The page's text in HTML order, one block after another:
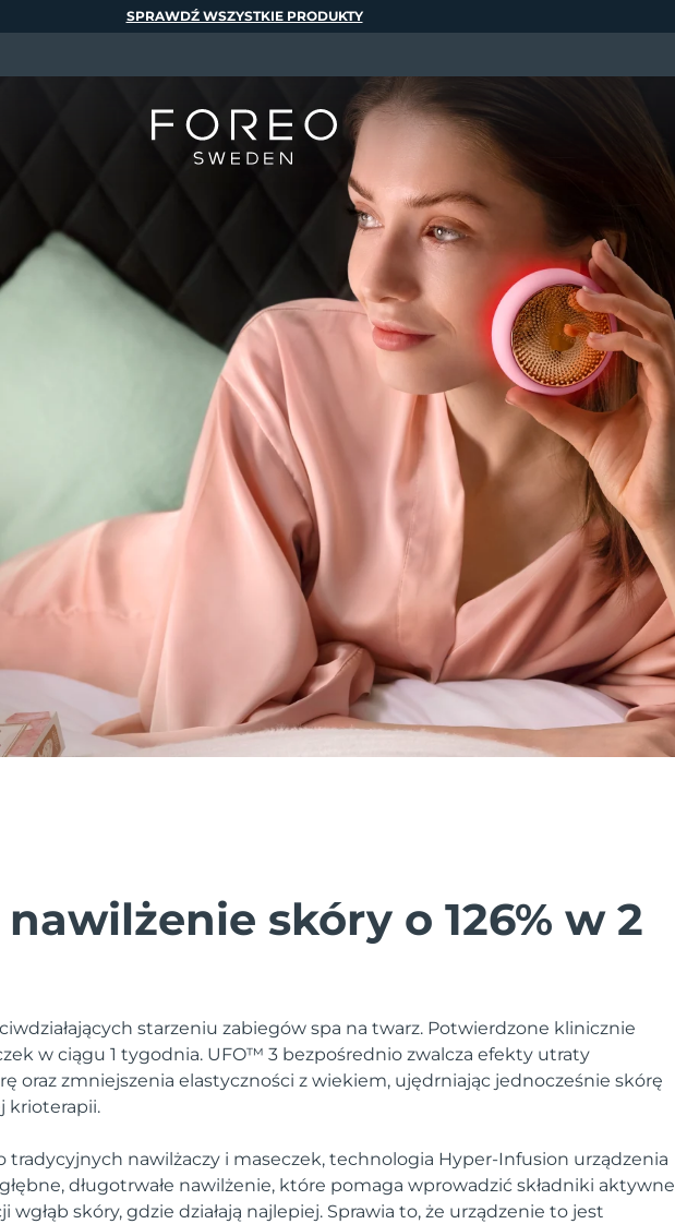
skóry o 126% w 2
starzeniu zabiegów spa na twarz. Potwierdzone klinicznie
w ciągu 1 tygodnia. UFO™ 3 bezpośrednio zwalcza efekty utraty
oraz zmniejszenia elastyczności z wiekiem, ujędrniając jednocześnie skórę
krioterapii.
nawilżaczy i maseczek, technologia Hyper-Infusion urządzenia
długotrwałe nawilżenie, które pomaga wprowadzić składniki aktywne
skóry, gdzie działają najlepiej. Sprawia to, że urządzenie to jest
SPRAWDŹ WSZYSTKIE PRODUKTY